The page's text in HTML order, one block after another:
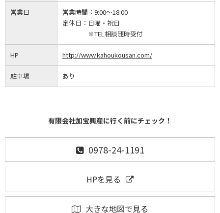
営業日 営業時間： 9:00～18:00
定休日： 日曜・祝日
※TEL相談随時受付
HP http://www.kahoukousan.com/
駐車場 あり
有限会社加宝興産に行く前にチェック！
0978-24-1191
HPを見る
大きな地図で見る